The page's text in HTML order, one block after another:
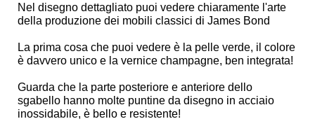
Nel disegno dettagliato puoi vedere chiaramente l'arte
della produzione dei mobili classici di James Bond
La prima cosa che puoi vedere è la pelle verde, il colore
è davvero unico e la vernice champagne, ben integrata!
Guarda che la parte posteriore e anteriore dello
sgabello hanno molte puntine da disegno in acciaio
inossidabile, è bello e resistente!